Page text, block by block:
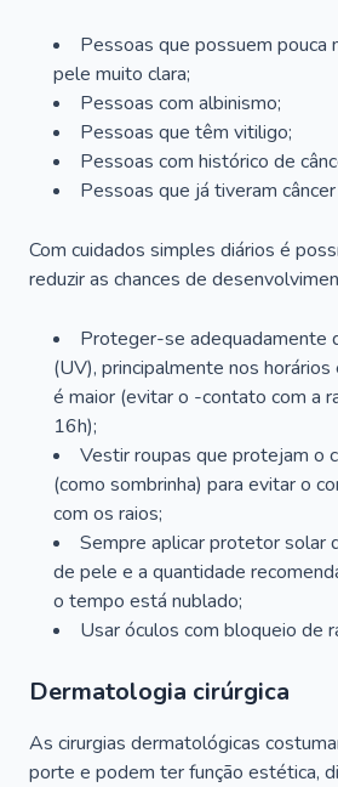
Pessoas que possuem pouca
pele muito clara;
Pessoas com albinismo;
Pessoas que têm vitiligo;
Pessoas com histórico de
Pessoas que já tiveram
Com cuidados simples diários é
reduzir as chances de
Proteger-se adequadamente
(UV), principalmente nos
é maior (evitar o -contato com a
16h);
Vestir roupas que protejam o
(como sombrinha) para evitar o
com os raios;
Sempre aplicar protetor solar
de pele e a quantidade
o tempo está nublado;
Usar óculos com bloqueio de
Dermatologia cirúrgica
As cirurgias dermatológicas
porte e podem ter função estética,